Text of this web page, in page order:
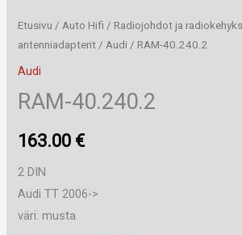
Etusivu / Auto Hifi / Radiojohdot ja
antenniadapterit / Audi / RAM-40.240.2
Audi
RAM-40.240.2
163.00 €
2 DIN
Audi TT 2006->
väri: musta